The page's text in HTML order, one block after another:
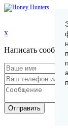
x
Написать
Отправить